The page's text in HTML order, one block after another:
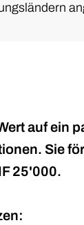
auf ein
Sie
25'000.